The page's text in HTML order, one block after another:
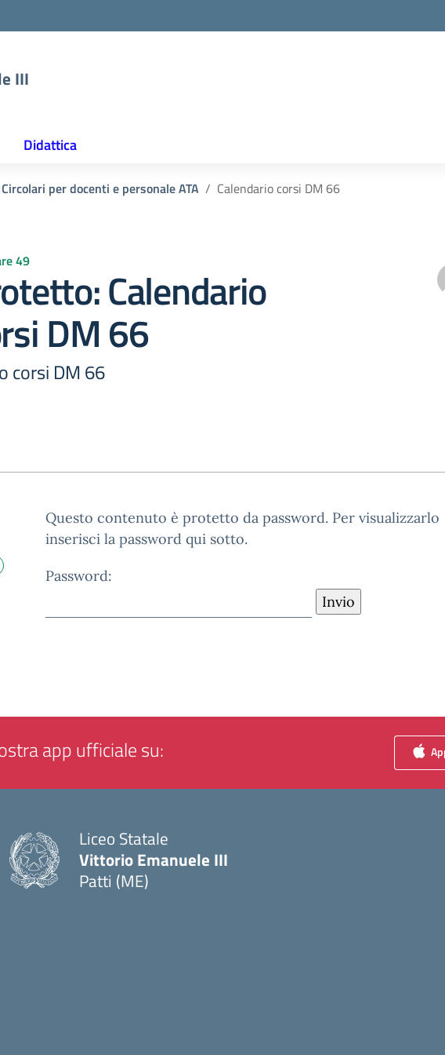
III
Didattica
Circolari per docenti e personale ATA Calendario corsi DM 66
49
Calendario
DM 66
corsi DM 66
Questo contenuto è protetto da password. Per visualizzarlo
inserisci la password qui sotto.
Password:
app ufficiale su:
Liceo Statale
Vittorio Emanuele III
Patti (ME)